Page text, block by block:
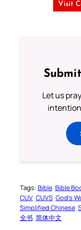
Visit
Let us
Tags: Bible Bible
CUV CUVS God’s
Simplified Chinese
全书 简体中文